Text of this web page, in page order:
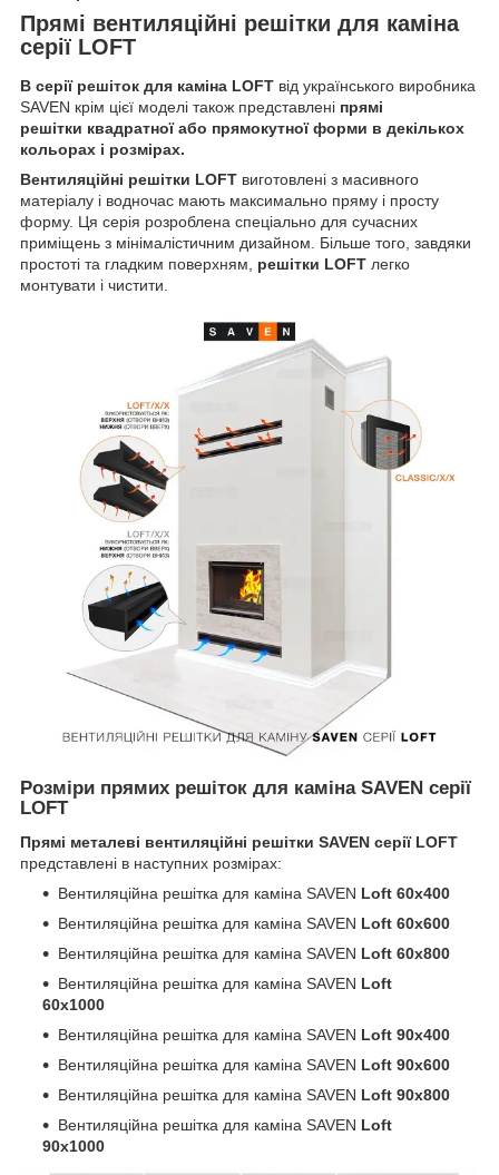
Прямі вентиляційні решітки для каміна
серії LOFT
В серії решіток для каміна LOFT від українського виробника
SAVEN крім цієї моделі також представлені прямі
решітки квадратної або прямокутної форми в декількох
кольорах і розмірах.
Вентиляційні решітки LOFT виготовлені з масивного
матеріалу і водночас мають максимально пряму і просту
форму. Ця серія розроблена спеціально для сучасних
приміщень з мінімалістичним дизайном. Більше того, завдяки
простоті та гладким поверхням, решітки LOFT легко
монтувати і чистити.
Розміри прямих решіток для каміна SAVEN серії
LOFT
Прямі металеві вентиляційні решітки SAVEN серії LOFT
представлені в наступних розмірах:
Вентиляційна решітка для каміна SAVEN Loft 60х400
Вентиляційна решітка для каміна SAVEN Loft 60х600
Вентиляційна решітка для каміна SAVEN Loft 60х800
Вентиляційна решітка для каміна SAVEN Loft
60х1000
Вентиляційна решітка для каміна SAVEN Loft 90х400
Вентиляційна решітка для каміна SAVEN Loft 90х600
Вентиляційна решітка для каміна SAVEN Loft 90х800
Вентиляційна решітка для каміна SAVEN Loft
90х1000